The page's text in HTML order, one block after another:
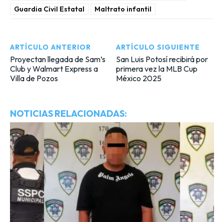
Guardia Civil Estatal
Maltrato infantil
ARTÍCULO ANTERIOR
Proyectan llegada de Sam’s
Club y Walmart Express a
Villa de Pozos
ARTÍCULO SIGUIENTE
San Luis Potosí recibirá por
primera vez la MLB Cup
México 2025
NOTICIAS RELACIONADAS: